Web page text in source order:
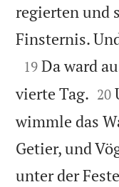
regierten und
Finsternis.

19 Da ward
vierte Tag. 

20
wimmle das
Getier, und
unter der